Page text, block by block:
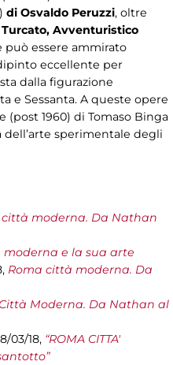
di Osvaldo Peruzzi, oltre
Avventuristico
può essere ammirato
eccellente per
dalla figurazione
e Sessanta. A queste opere
1960) di Tomaso Binga
sperimentale degli
città moderna. Da Nathan
moderna e la sua arte
Roma città moderna. Da
Moderna. Da Nathan al
03/18, “ROMA CITTA'